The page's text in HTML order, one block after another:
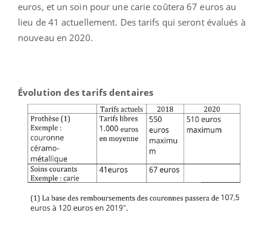
euros, et un soin pour une carie coûtera 67 euros au
lieu de 41 actuellement. Des tarifs qui seront évalués à
nouveau en 2020.
Évolution des tarifs dentaires